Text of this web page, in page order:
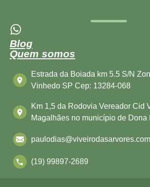
Blog
Quem somos
Estrada da Boiada km 5.5 S/N
Vinhedo SP Cep: 13284-068
Km 1,5 da Rodovia Vereador Cid
Magalhães no município de Dona
paulodias@viveirodasarvores.com
(19) 99897-2689